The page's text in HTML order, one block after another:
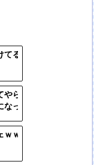
てる
やら
なっ
ｗｗ